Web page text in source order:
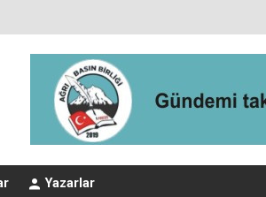
Yazarlar